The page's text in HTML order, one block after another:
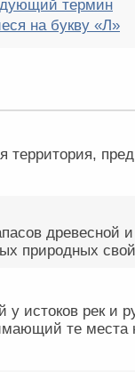
термин
на букву «Л»
территория,
древесной
природных
истоков рек и
те места